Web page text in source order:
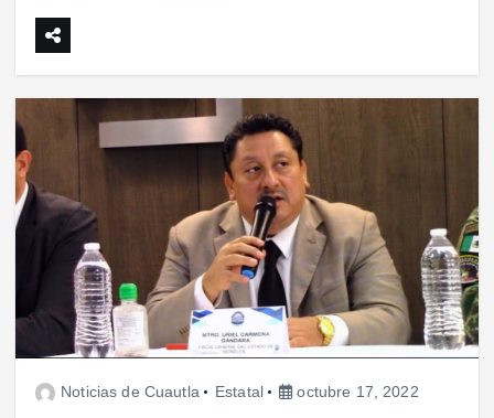
Noticias de Cuautla Estatal octubre 17, 2022